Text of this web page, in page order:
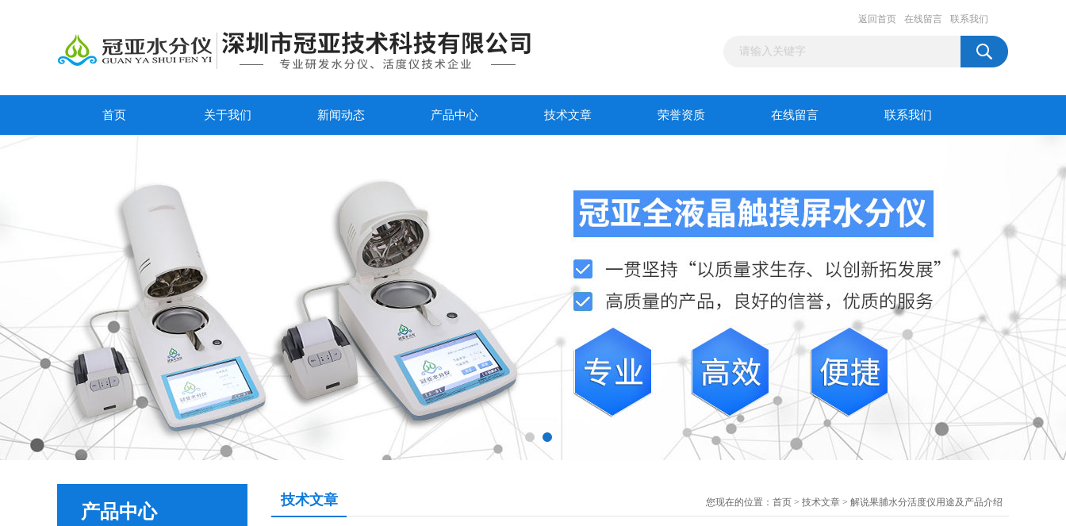
返回首页 在线留言 联系我们
首页 关于我们 新闻动态 产品中心 技术文章 荣誉资质 在线留言 联系我们
产品中心
技术文章 您现在的位置： 首页 > 技术文章 > 解说果脯水分活度仪用途及产品介绍